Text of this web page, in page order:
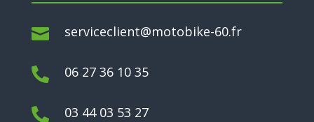
 serviceclient@motobike-60.fr
 06 27 36 10 35
 03 44 03 53 27